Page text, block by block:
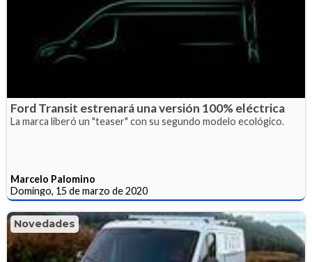
Ford Transit estrenará una versión 100% eléctrica
La marca liberó un "teaser" con su segundo modelo ecológico.
Marcelo Palomino
Domingo, 15 de marzo de 2020
Novedades